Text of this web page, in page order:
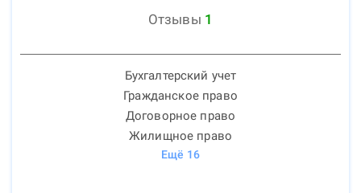
Отзывы 1
Бухгалтерский учет
Гражданское право
Договорное право
Жилищное право
Ещё 16